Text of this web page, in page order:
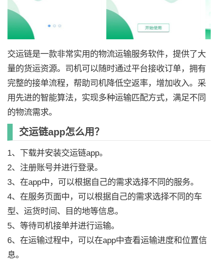
交运链是一款非常实用的物流运输服务软件，提供了大
量的货运资源。司机可以随时通过平台接收订单，拥有
完整的接单流程，帮助司机降低空返率，增加收入。采
用先进的智能算法，实现多种运输匹配方式，满足不同
的物流需求。
交运链app怎么用？
1、下载并安装交运链app。
2、注册账号并进行登录。
3、在app中，可以根据自己的需求选择不同的服务。
4、在服务页面中，可以根据自己的需求选择不同的车
型、运货时间、目的地等信息。
5、等待司机接单并进行运输。
6、在运输过程中，可以在app中查看运输进度和位置信
息。